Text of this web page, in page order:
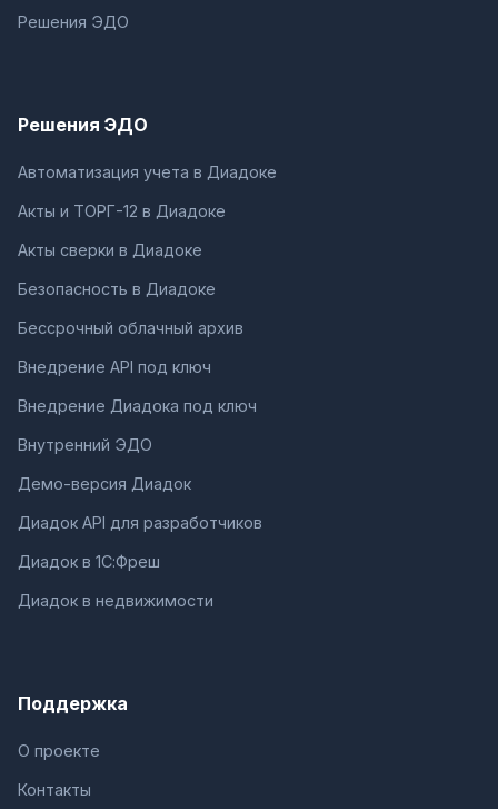
Решения ЭДО
Решения ЭДО
Автоматизация учета в Диадоке
Акты и ТОРГ-12 в Диадоке
Акты сверки в Диадоке
Безопасность в Диадоке
Бессрочный облачный архив
Внедрение API под ключ
Внедрение Диадока под ключ
Внутренний ЭДО
Демо-версия Диадок
Диадок API для разработчиков
Диадок в 1С:Фреш
Диадок в недвижимости
Поддержка
О проекте
Контакты